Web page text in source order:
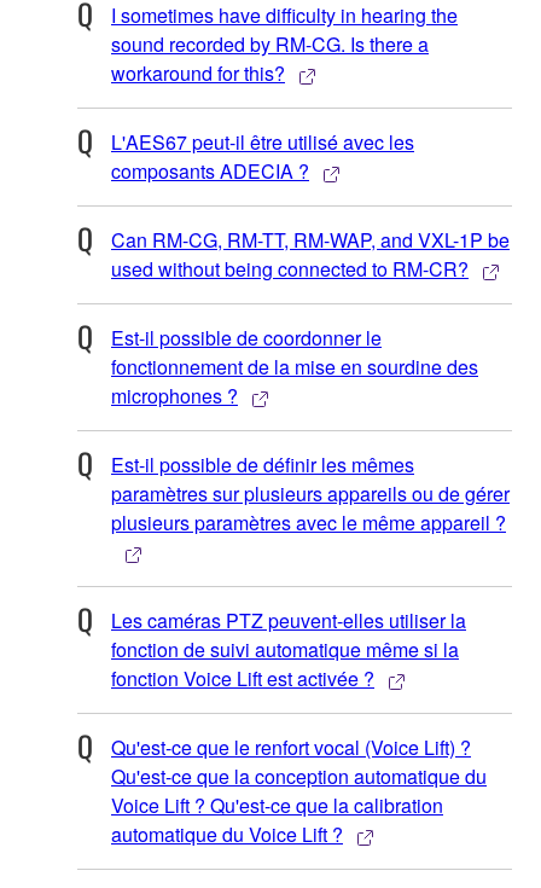
I sometimes have difficulty in hearing the
sound recorded by RM-CG. Is there a
workaround for this?
L'AES67 peut-il être utilisé avec les
composants ADECIA ?
Can RM-CG, RM-TT, RM-WAP, and VXL-1P be
used without being connected to RM-CR?
Est-il possible de coordonner le
fonctionnement de la mise en sourdine des
microphones ?
Est-il possible de définir les mêmes
paramètres sur plusieurs appareils ou de gérer
plusieurs paramètres avec le même appareil ?
Les caméras PTZ peuvent-elles utiliser la
fonction de suivi automatique même si la
fonction Voice Lift est activée ?
Qu'est-ce que le renfort vocal (Voice Lift) ?
Qu'est-ce que la conception automatique du
Voice Lift ? Qu'est-ce que la calibration
automatique du Voice Lift ?